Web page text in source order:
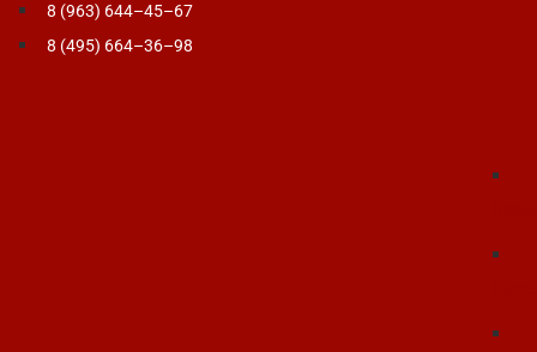
8 (963) 644–45–67
8 (495) 664–36–98